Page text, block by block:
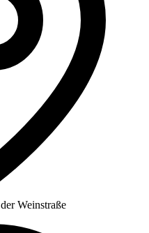
Weinstraße